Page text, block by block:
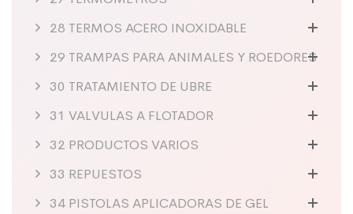
28 TERMOS ACERO INOXIDABLE
29 TRAMPAS PARA ANIMALES Y ROEDORES
30 TRATAMIENTO DE UBRE
31 VALVULAS A FLOTADOR
32 PRODUCTOS VARIOS
33 REPUESTOS
34 PISTOLAS APLICADORAS DE GEL